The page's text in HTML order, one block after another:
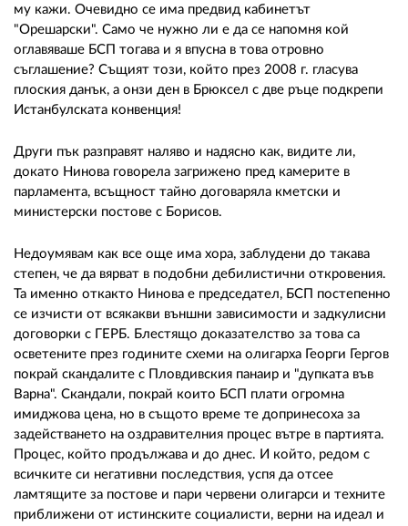
му кажи. Очевидно се има предвид кабинетът
"Орешарски". Само че нужно ли е да се напомня кой
оглавяваше БСП тогава и я впусна в това отровно
съглашение? Същият този, който през 2008 г. гласува
плоския данък, а онзи ден в Брюксел с две ръце подкрепи
Истанбулската конвенция!
Други пък разправят наляво и надясно как, видите ли,
докато Нинова говорела загрижено пред камерите в
парламента, всъщност тайно договаряла кметски и
министерски постове с Борисов.
Недоумявам как все още има хора, заблудени до такава
степен, че да вярват в подобни дебилистични откровения.
Та именно откакто Нинова е председател, БСП постепенно
се изчисти от всякакви външни зависимости и задкулисни
договорки с ГЕРБ. Блестящо доказателство за това са
осветените през годините схеми на олигарха Георги Гергов
покрай скандалите с Пловдивския панаир и "дупката във
Варна". Скандали, покрай които БСП плати огромна
имиджова цена, но в същото време те допринесоха за
задействането на оздравителния процес вътре в партията.
Процес, който продължава и до днес. И който, редом с
всичките си негативни последствия, успя да отсее
ламтящите за постове и пари червени олигарси и техните
приближени от истинските социалисти, верни на идеал и